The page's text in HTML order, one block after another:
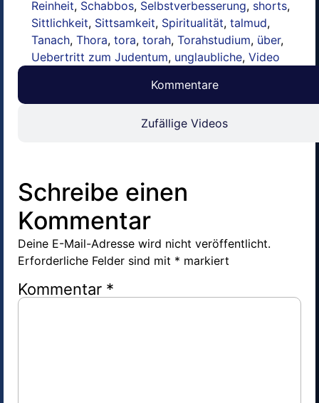
Reinheit, Schabbos, Selbstverbesserung, shorts,
Sittlichkeit, Sittsamkeit, Spiritualität, talmud,
Tanach, Thora, tora, torah, Torahstudium, über,
Uebertritt zum Judentum, unglaubliche, Video
Kommentare
Zufällige Videos
Schreibe einen
Kommentar
Deine E-Mail-Adresse wird nicht veröffentlicht.
Erforderliche Felder sind mit * markiert
Kommentar *